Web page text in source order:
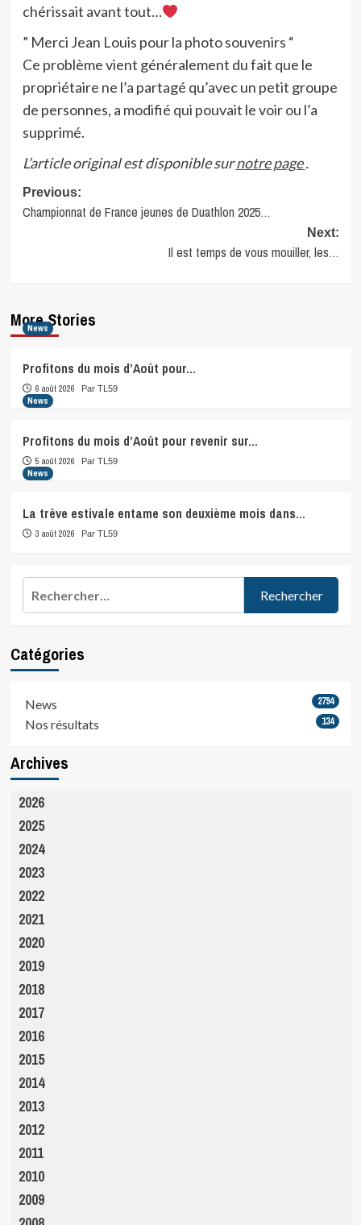
chérissait avant tout…
” Merci Jean Louis pour la photo souvenirs “
Ce problème vient généralement du fait que le
propriétaire ne l’a partagé qu’avec un petit groupe
de personnes, a modifié qui pouvait le voir ou l’a
supprimé.
L’article original est disponible surnotre page.
Post
navigation
Previous:
Championnat de France jeunes de Duathlon 2025…
Next:
Il est temps de vous mouiller, les…
More Stories
News
Profitons du mois d’Août pour…
6 août 2026 Par TL59
News
Profitons du mois d’Août pour revenir sur…
5 août 2026 Par TL59
News
La trêve estivale entame son deuxième mois dans…
3 août 2026 Par TL59
Catégories
News 2794
Nos résultats 134
Archives
2026
2025
2024
2023
2022
2021
2020
2019
2018
2017
2016
2015
2014
2013
2012
2011
2010
2009